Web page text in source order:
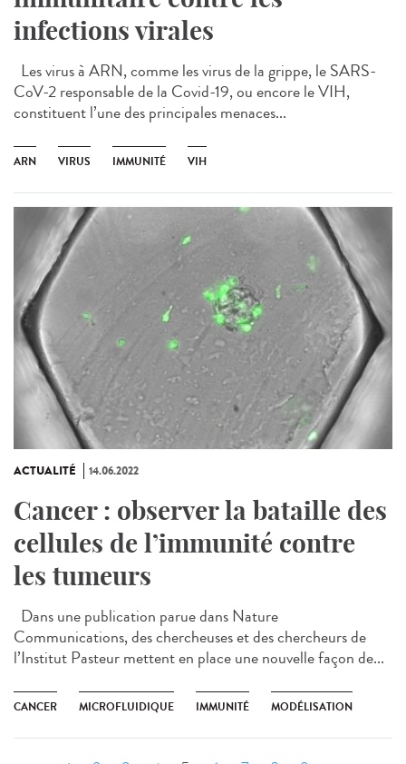
infections virales
Les virus à ARN, comme les virus de la grippe, le SARS-
CoV-2 responsable de la Covid-19, ou encore le VIH,
constituent l’une des principales menaces...
ARN VIRUS IMMUNITÉ VIH
ACTUALITÉ 14.06.2022
Cancer : observer la bataille des
cellules de l’immunité contre
les tumeurs
Dans une publication parue dans Nature
Communications, des chercheuses et des chercheurs de
l’Institut Pasteur mettent en place une nouvelle façon de...
CANCER MICROFLUIDIQUE IMMUNITÉ MODÉLISATION